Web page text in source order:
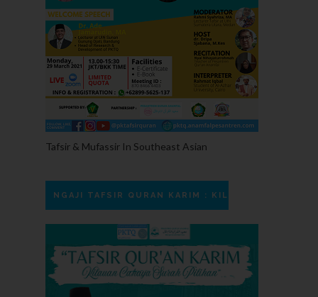
Tafsir & Mufassir In Southeast Asian
NGAJI TAFSIR QURAN KARIM : KILAUAN CAHAYA